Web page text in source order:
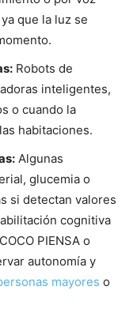
que la luz se
Robots de
inteligentes,
o cuando la
habitaciones.
Algunas
glucemia o
si detectan valores
cognitiva
PIENSA o
autonomía y
mayores o